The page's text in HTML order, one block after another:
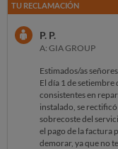
TU RECLAMACIÓN
P. P.
A: GIA GROUP
Estimados/as
El día 1 de
consistentes en
instalado, se
sobrecoste del
el pago de la factura
demorar, ya que no